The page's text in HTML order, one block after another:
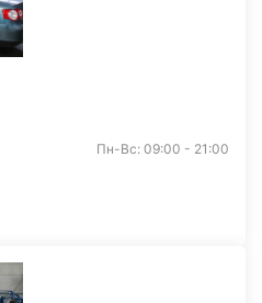
Пн-Вс: 09:00 - 21:00